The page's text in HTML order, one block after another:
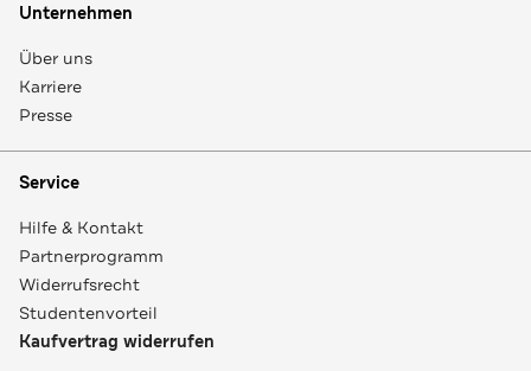
Unternehmen
Über uns
Karriere
Presse
Service
Hilfe & Kontakt
Partnerprogramm
Widerrufsrecht
Studentenvorteil
Kaufvertrag widerrufen